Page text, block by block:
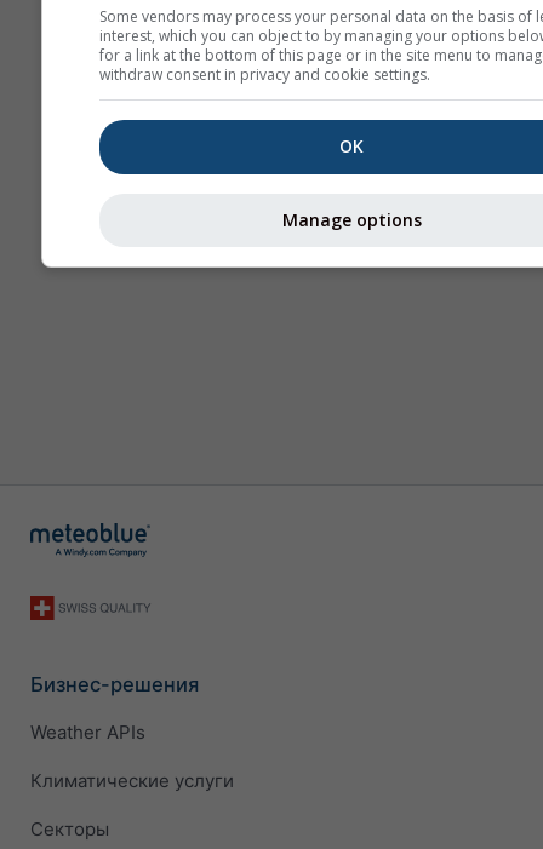
Бизнес-решения
Weather APIs
Климатические услуги
Секторы
Some vendors may process your personal data on the basis of
interest, which you can object to by managing your options
for a link at the bottom of this page or in the site menu to
withdraw consent in privacy and cookie settings.
OK
Manage options